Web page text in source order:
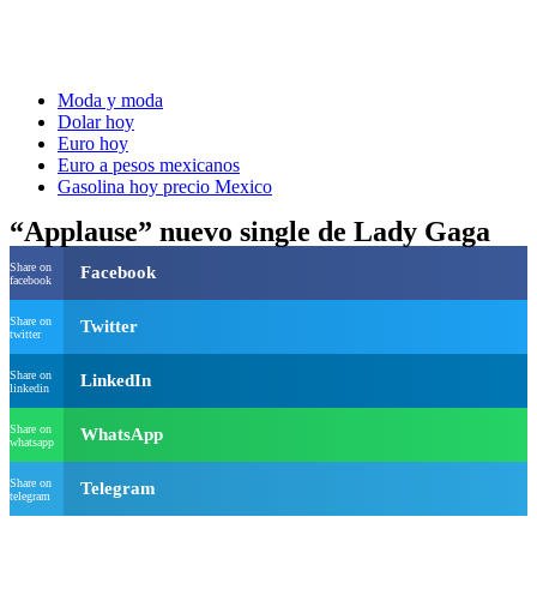
Moda y moda
Dolar hoy
Euro hoy
Euro a pesos mexicanos
Gasolina hoy precio Mexico
“Applause” nuevo single de Lady Gaga
Share on
facebook
Facebook
Share on
twitter
Twitter
Share on
linkedin
LinkedIn
Share on
whatsapp
WhatsApp
Share on
telegram
Telegram